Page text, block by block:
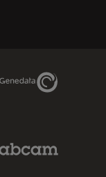
Genedata Link